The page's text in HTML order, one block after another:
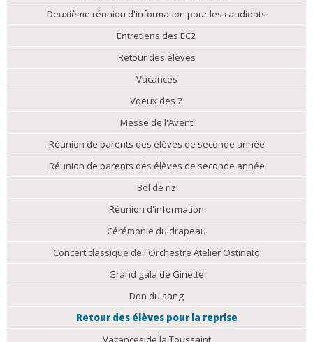
Deuxième réunion d'information pour les candidats
Entretiens des EC2
Retour des élèves
Vacances
Voeux des Z
Messe de l'Avent
Réunion de parents des élèves de seconde année
Réunion de parents des élèves de seconde année
Bol de riz
Réunion d'information
Cérémonie du drapeau
Concert classique de l'Orchestre Atelier Ostinato
Grand gala de Ginette
Don du sang
Retour des élèves pour la reprise
Vacances de la Toussaint